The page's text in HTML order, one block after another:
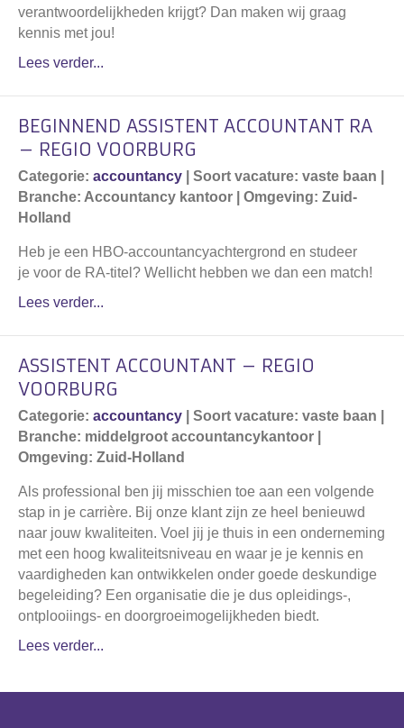
verantwoordelijkheden krijgt? Dan maken wij graag
kennis met jou!
Lees verder...
BEGINNEND ASSISTENT ACCOUNTANT RA
– REGIO VOORBURG
Categorie: accountancy | Soort vacature: vaste baan |
Branche: Accountancy kantoor | Omgeving: Zuid-
Holland
Heb je een HBO-accountancyachtergrond en studeer
je voor de RA-titel? Wellicht hebben we dan een match!
Lees verder...
ASSISTENT ACCOUNTANT – REGIO
VOORBURG
Categorie: accountancy | Soort vacature: vaste baan |
Branche: middelgroot accountancykantoor |
Omgeving: Zuid-Holland
Als professional ben jij misschien toe aan een volgende
stap in je carrière. Bij onze klant zijn ze heel benieuwd
naar jouw kwaliteiten. Voel jij je thuis in een onderneming
met een hoog kwaliteitsniveau en waar je je kennis en
vaardigheden kan ontwikkelen onder goede deskundige
begeleiding? Een organisatie die je dus opleidings-,
ontplooiings- en doorgroeimogelijkheden biedt.
Lees verder...